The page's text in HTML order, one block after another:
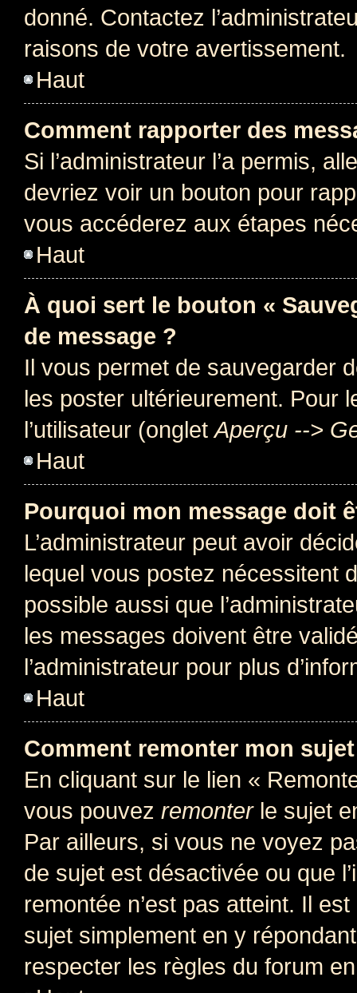
donné. Contactez
raisons de votre avertissement.
Haut
Comment rapporter des
Si l’administrateur l’a permis,
devriez voir un bouton pour
vous accéderez aux étapes
Haut
À quoi sert le bouton «
de message ?
Il vous permet de sauvegarder
les poster ultérieurement. Pour
l’utilisateur (onglet Aperçu -->
Haut
Pourquoi mon message doit
L’administrateur peut avoir
lequel vous postez nécessitent
possible aussi que
les messages doivent être
l’administrateur pour plus
Haut
Comment remonter mon
En cliquant sur le lien «
vous pouvez remonterle sujet
Par ailleurs, si vous ne voyez
de sujet est désactivée ou que
remontée n’est pas atteint. Il
sujet simplement en y
respecter les règles du forum